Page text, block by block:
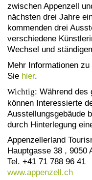
zwischen Appenzell
nächsten drei Jahre
kommenden drei
verschiedene
Wechsel und
Mehr Informationen
Sie hier.
Wichtig: Während des
können Interessierte
Ausstellungsgebäude
durch Hinterlegung
Appenzellerland
Hauptgasse 38 , 9050
Tel. +41 71 788 96 41
www.appenzell.ch